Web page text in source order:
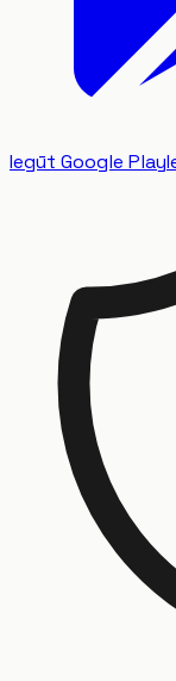
Iegūt Google Play